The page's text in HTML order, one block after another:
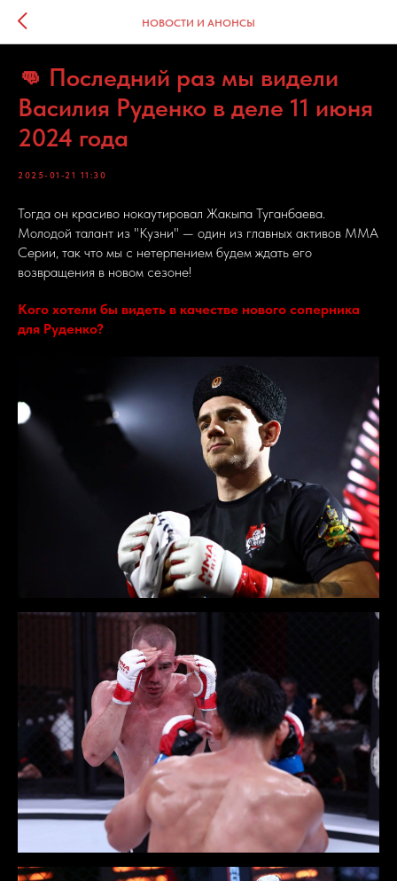
НОВОСТИ И АНОНСЫ
👊 Последний раз мы видели
Василия Руденко в деле 11 июня
2024 года
2025-01-21 11:30
Тогда он красиво нокаутировал Жакыпа Туганбаева.
Молодой талант из "Кузни" — один из главных активов ММА
Серии, так что мы с нетерпением будем ждать его
возвращения в новом сезоне!
Кого хотели бы видеть в качестве нового соперника
для Руденко?